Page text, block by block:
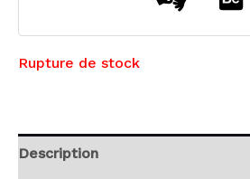
Rupture de stock
Description